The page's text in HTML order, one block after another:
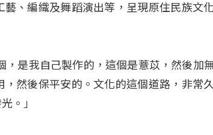
、編織及舞蹈演出等，呈現原住民族文
，是我自己製作的，這個是薏苡，然後加
然後保平安的。文化的這個道路，非常
。」